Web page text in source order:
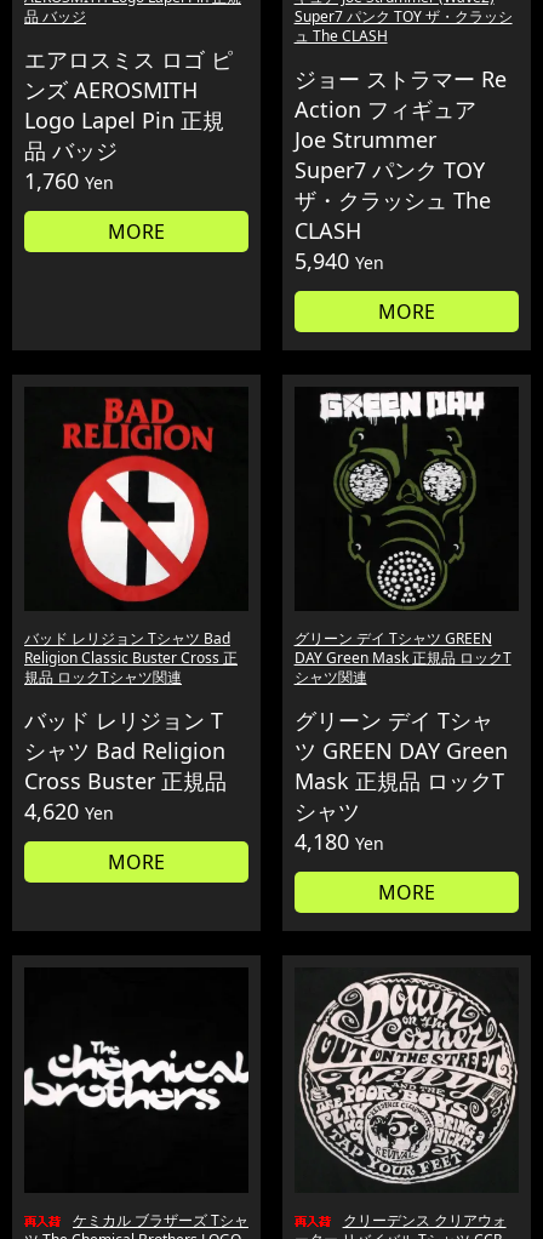
品 バッジ
エアロスミス ロゴ ピ
ンズ AEROSMITH
Logo Lapel Pin 正規
品 バッジ
1,760 Yen
MORE
Super7 パンク TOY ザ・クラッシ
ュ The CLASH
ジョー ストラマー Re
Action フィギュア
Joe Strummer
Super7 パンク TOY
ザ・クラッシュ The
CLASH
5,940 Yen
MORE
バッド レリジョン Tシャツ Bad
Religion Classic Buster Cross 正
規品 ロックTシャツ関連
バッド レリジョン T
シャツ Bad Religion
Cross Buster 正規品
4,620 Yen
MORE
グリーン デイ Tシャツ GREEN
DAY Green Mask 正規品 ロックT
シャツ関連
グリーン デイ Tシャ
ツ GREEN DAY Green
Mask 正規品 ロックT
シャツ
4,180 Yen
MORE
ケミカル ブラザーズ Tシャ
クリーデンス クリアウォ